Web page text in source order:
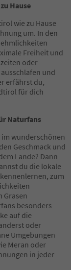
Hause
wie zu Hause
um. In den
Freiheit und
oder
und
erfährst du,
für dich
Naturfans
wunderschönen
Geschmack und
Lande? Dann
du die lokale
zum
Grasen
besonders
auf die
oder
Umgebungen
Meran oder
in jeder